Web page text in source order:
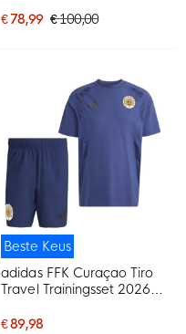
€ 78,99 € 100,00
Beste Keus
adidas FFK Curaçao Tiro
Travel Trainingsset 2026-
€ 89,98